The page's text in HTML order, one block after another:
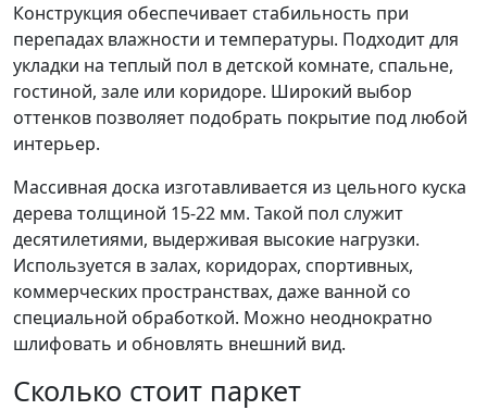
Конструкция обеспечивает стабильность при
перепадах влажности и температуры. Подходит для
укладки на теплый пол в детской комнате, спальне,
гостиной, зале или коридоре. Широкий выбор
оттенков позволяет подобрать покрытие под любой
интерьер.
Массивная доска изготавливается из цельного куска
дерева толщиной 15-22 мм. Такой пол служит
десятилетиями, выдерживая высокие нагрузки.
Используется в залах, коридорах, спортивных,
коммерческих пространствах, даже ванной со
специальной обработкой. Можно неоднократно
шлифовать и обновлять внешний вид.
Сколько стоит паркет